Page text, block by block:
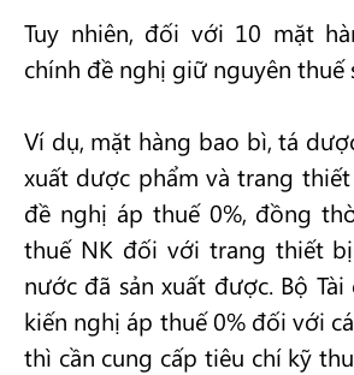
Tuy nhiên, đối với 10 mặt
chính đề nghị giữ nguyên thuế
Ví dụ, mặt hàng bao bì, tá
xuất dược phẩm và trang
đề nghị áp thuế 0%, đồng
thuế NK đối với trang thiết
nước đã sản xuất được. Bộ
kiến nghị áp thuế 0% đối với
thì cần cung cấp tiêu chí kỹ